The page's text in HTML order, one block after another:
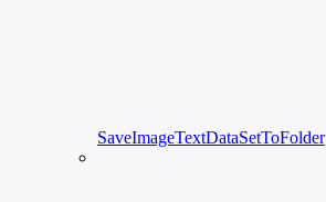
SaveImageTextDataSetToFolder